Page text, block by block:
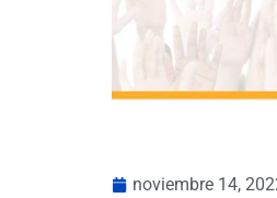
noviembre 14,